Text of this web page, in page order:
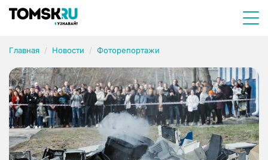
Главная Новости Фоторепортажи